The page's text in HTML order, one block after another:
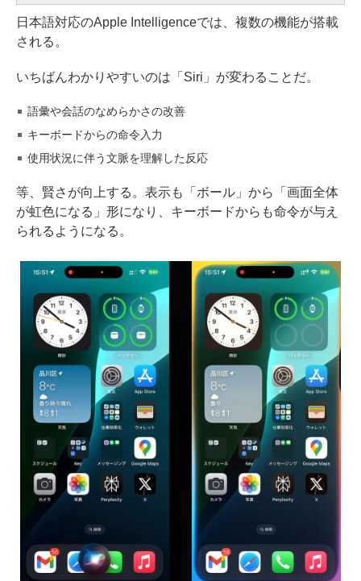
日本語対応のApple Intelligenceでは、複数の機能が搭載
される。
いちばんわかりやすいのは「Siri」が変わることだ。
語彙や会話のなめらかさの改善
キーボードからの命令入力
使用状況に伴う文脈を理解した反応
等、賢さが向上する。表示も「ボール」から「画面全体
が虹色になる」形になり、キーボードからも命令が与え
られるようになる。